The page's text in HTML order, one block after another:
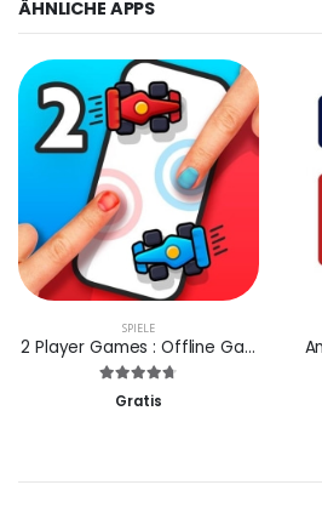
ÄHNLICHE APPS
SPIELE
2 Player Games : Offline Games
Gratis